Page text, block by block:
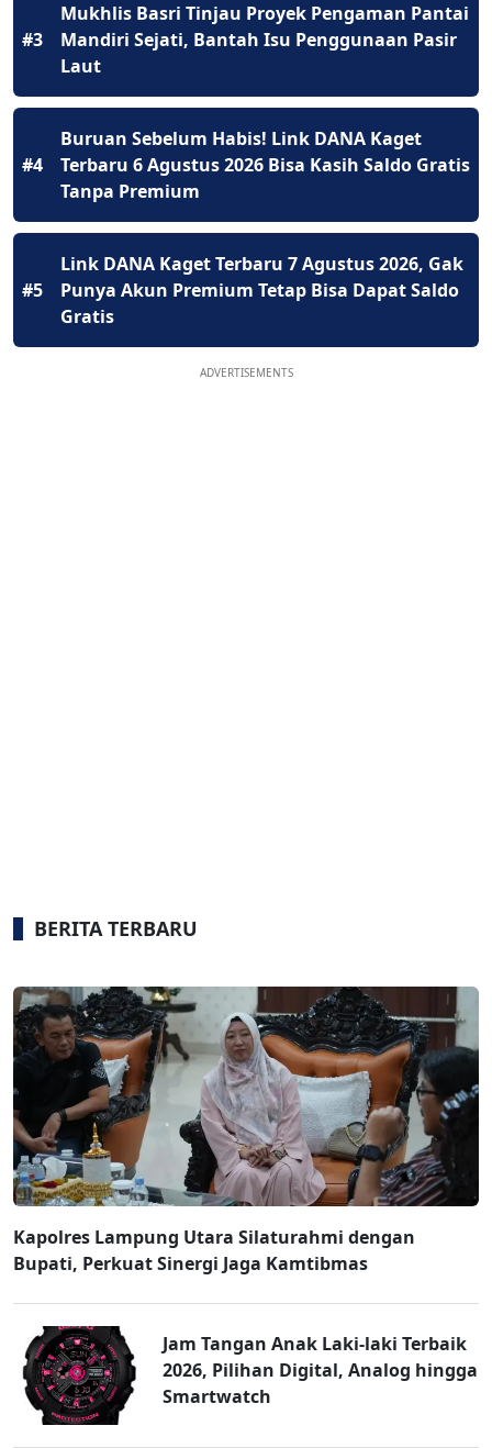
#3
Mukhlis Basri Tinjau Proyek Pengaman Pantai
Mandiri Sejati, Bantah Isu Penggunaan Pasir
Laut
#4
Buruan Sebelum Habis! Link DANA Kaget
Terbaru 6 Agustus 2026 Bisa Kasih Saldo Gratis
Tanpa Premium
#5
Link DANA Kaget Terbaru 7 Agustus 2026, Gak
Punya Akun Premium Tetap Bisa Dapat Saldo
Gratis
ADVERTISEMENTS
BERITA TERBARU
Kapolres Lampung Utara Silaturahmi dengan
Bupati, Perkuat Sinergi Jaga Kamtibmas
Jam Tangan Anak Laki-laki Terbaik
2026, Pilihan Digital, Analog hingga
Smartwatch